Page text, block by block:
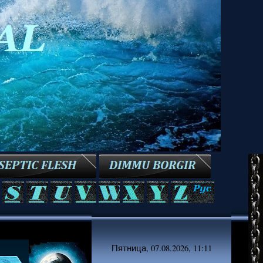
Пятница, 07.08.2026, 11:11